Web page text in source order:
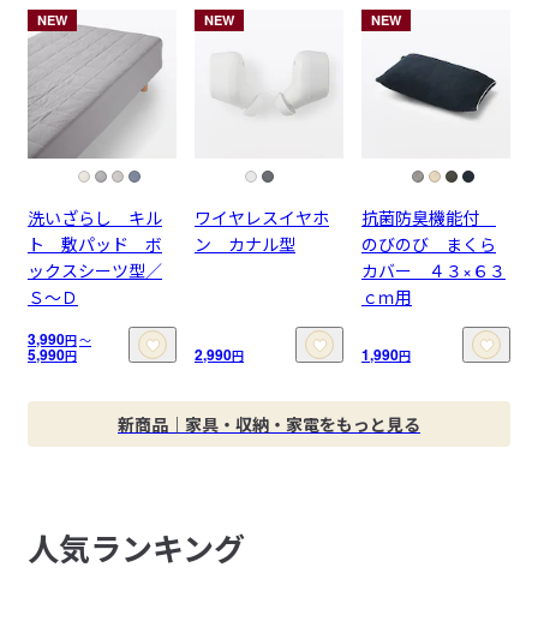
NEW
洗いざらし キル
ト 敷パッド ボ
ックスシーツ型／
Ｓ～Ｄ
3,990円〜
5,990円
NEW
ワイヤレスイヤホ
ン カナル型
2,990円
NEW
抗菌防臭機能付
のびのび まくら
カバー ４３×６３
ｃｍ用
1,990円
新商品｜家具・収納・家電をもっと見る
人気ランキング